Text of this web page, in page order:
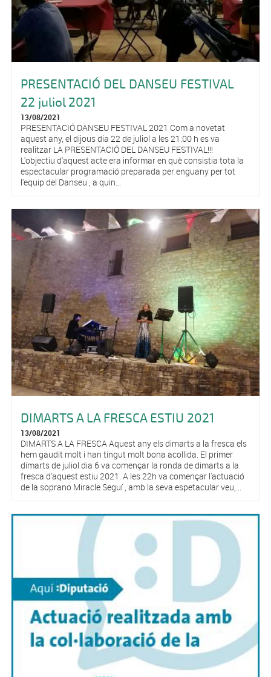
PRESENTACIÓ DEL DANSEU FESTIVAL
22 juliol 2021
13/08/2021
PRESENTACIÓ DANSEU FESTIVAL 2021 Com a novetat
aquest any, el dijous dia 22 de juliol a les 21:00 h es va
realitzar LA PRESENTACIÓ DEL DANSEU FESTIVAL!!!
L'objectiu d'aquest acte era informar en què consistia tota la
espectacular programació preparada per enguany per tot
l'equip del Danseu , a quin...
DIMARTS A LA FRESCA ESTIU 2021
13/08/2021
DIMARTS A LA FRESCA Aquest any els dimarts a la fresca els
hem gaudit molt i han tingut molt bona acollida. El primer
dimarts de juliol dia 6 va començar la ronda de dimarts a la
fresca d'aquest estiu 2021. A les 22h va començar l'actuació
de la soprano Miracle Seguí , amb la seva espetacular veu,...